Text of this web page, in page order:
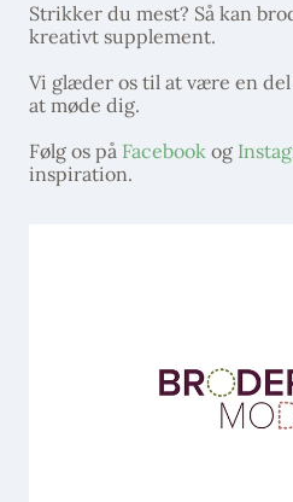
Strikker du mest? Så kan
kreativt supplement.
Vi glæder os til at være en
at møde dig.
Følg os på Facebook og
inspiration.